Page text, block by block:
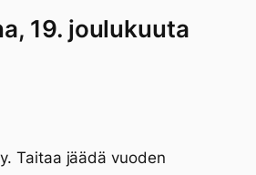
19. joulukuuta
Taitaa jäädä vuoden